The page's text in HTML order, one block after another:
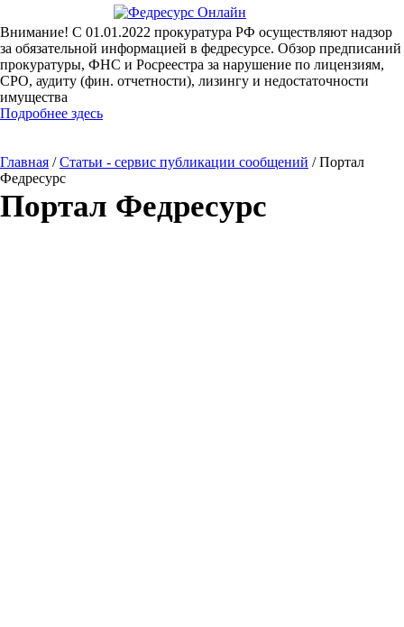
Внимание! С 01.01.2022 прокуратура РФ осуществляют надзор
за обязательной информацией в федресурсе. Обзор предписаний
прокуратуры, ФНС и Росреестра за нарушение по лицензиям,
СРО, аудиту (фин. отчетности), лизингу и недостаточности
имущества
Подробнее здесь
Главная / Статьи - сервис публикации сообщений /Портал
Федресурс
Портал Федресурс